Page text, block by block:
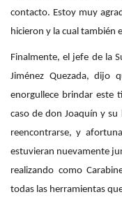
contacto. Estoy muy
hicieron y la cual también
Finalmente, el jefe de la
Jiménez Quezada, dijo
enorgullece brindar este
caso de don Joaquín y
reencontrarse, y
estuvieran nuevamente
realizando como
todas las herramientas